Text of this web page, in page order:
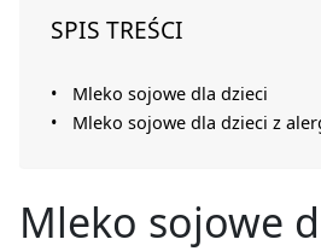
SPIS TREŚCI
Mleko sojowe dla dzieci
Mleko sojowe dla dzieci z
Mleko sojowe